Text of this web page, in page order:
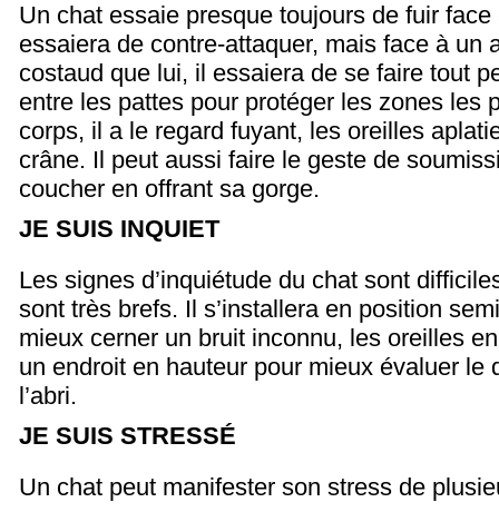
Un chat essaie presque toujours de fuir
essaiera de contre-attaquer, mais face à un
costaud que lui, il essaiera de se faire tout
entre les pattes pour protéger les zones les
corps, il a le regard fuyant, les oreilles
crâne. Il peut aussi faire le geste de
coucher en offrant sa gorge.
JE SUIS INQUIET
Les signes d’inquiétude du chat sont
sont très brefs. Il s’installera en position
mieux cerner un bruit inconnu, les oreilles
un endroit en hauteur pour mieux évaluer le
l’abri.
JE SUIS STRESSÉ
Un chat peut manifester son stress de